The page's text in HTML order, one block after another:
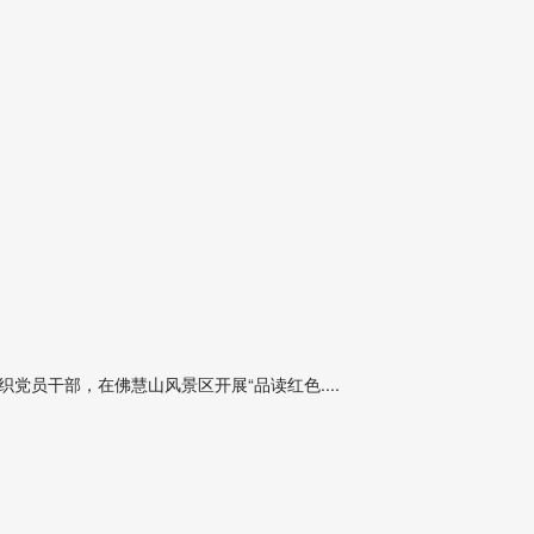
党员干部，在佛慧山风景区开展“品读红色....